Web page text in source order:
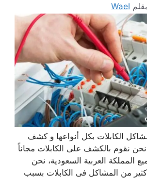
بقلم Wael
الكابلات بكل أنواعها و كشف
نحن نقوم بالكشف على الكابلات مجاناً
المملكة العربية السعودية، نحن
من المشاكل فى الكابلات بسبب